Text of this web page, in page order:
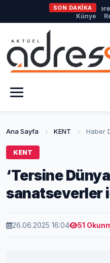
SON DAKİKA
Büyükşehir'den afetlere hazır
Künye
Ana Sayfa KENT Haber
KENT
‘Tersine
sanatseverler
26.06.2025 16:04 51